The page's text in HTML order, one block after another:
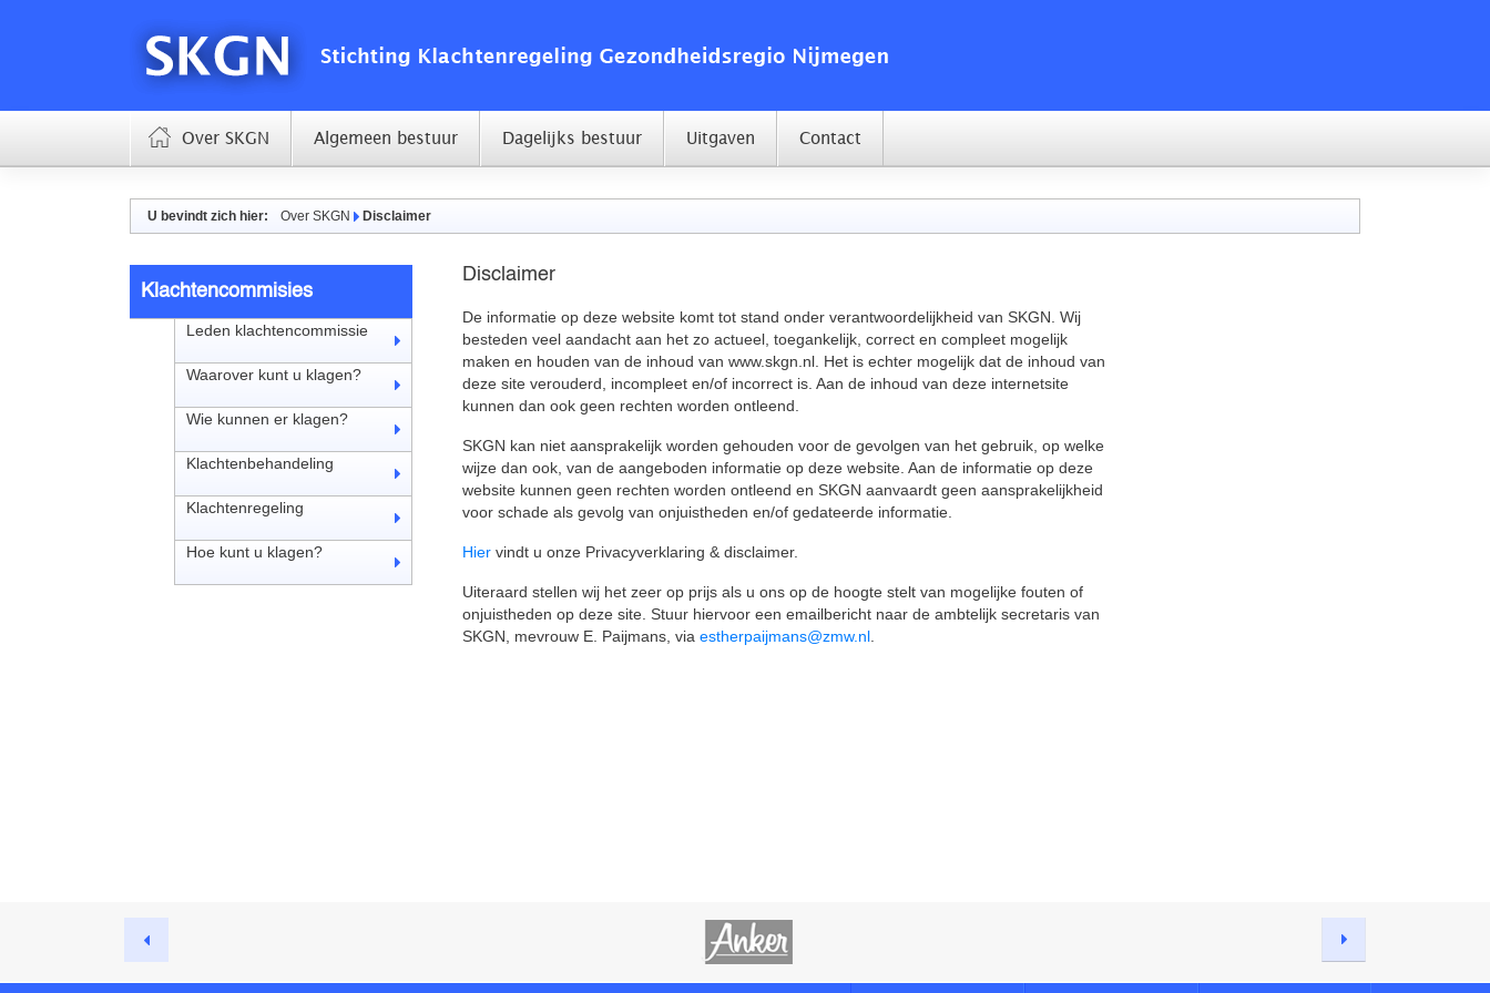
Over SKGN Algemeen bestuur Dagelijks bestuur Uitgaven Contact
U bevindt zich hier: Over SKGN Disclaimer
Klachtencommisies
Leden klachtencommissie
Waarover kunt u klagen?
Wie kunnen er klagen?
Klachtenbehandeling
Klachtenregeling
Hoe kunt u klagen?
Disclaimer
De informatie op deze website komt tot stand onder verantwoordelijkheid van SKGN. Wij
besteden veel aandacht aan het zo actueel, toegankelijk, correct en compleet mogelijk
maken en houden van de inhoud van www.skgn.nl. Het is echter mogelijk dat de inhoud van
deze site verouderd, incompleet en/of incorrect is. Aan de inhoud van deze internetsite
kunnen dan ook geen rechten worden ontleend.
SKGN kan niet aansprakelijk worden gehouden voor de gevolgen van het gebruik, op welke
wijze dan ook, van de aangeboden informatie op deze website. Aan de informatie op deze
website kunnen geen rechten worden ontleend en SKGN aanvaardt geen aansprakelijkheid
voor schade als gevolg van onjuistheden en/of gedateerde informatie.
Hier vindt u onze Privacyverklaring & disclaimer.
Uiteraard stellen wij het zeer op prijs als u ons op de hoogte stelt van mogelijke fouten of
onjuistheden op deze site. Stuur hiervoor een emailbericht naar de ambtelijk secretaris van
SKGN, mevrouw E. Paijmans, via estherpaijmans@zmw.nl